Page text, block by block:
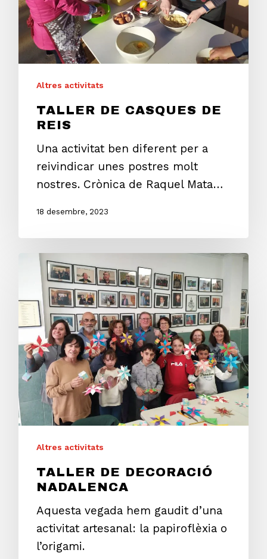
Altres activitats
TALLER DE CASQUES DE
REIS
Una activitat ben diferent per a
reivindicar unes postres molt
nostres. Crònica de Raquel Mata…
18 desembre, 2023
Altres activitats
TALLER DE DECORACIÓ
NADALENCA
Aquesta vegada hem gaudit d’una
activitat artesanal: la papiroflèxia o
l’origami.